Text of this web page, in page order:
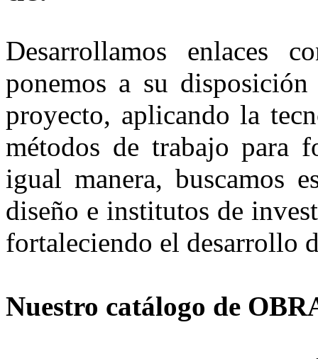
Desarrollamos enlaces
ponemos a su
proyecto, aplicando la
métodos de trabajo para
igual manera, buscamos
diseño e institutos de
fortaleciendo el desarrollo
Nuestro catálogo de